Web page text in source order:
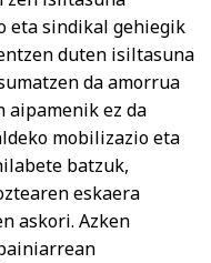
eta sindikal gehiegik
duten isiltasuna
da amorrua
aipamenik ez da
mobilizazio eta
batzuk,
eskaera
askori. Azken